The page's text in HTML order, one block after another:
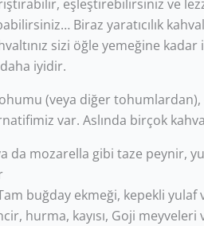
eşleştirebilirsiniz ve
Biraz yaratıcılık
sizi öğle yemeğine
iyidir.
(veya diğer
var. Aslında birçok
da mozarella gibi taze peynir,
buğday ekmeği, kepekli yulaf
hurma, kayısı, Goji meyveleri